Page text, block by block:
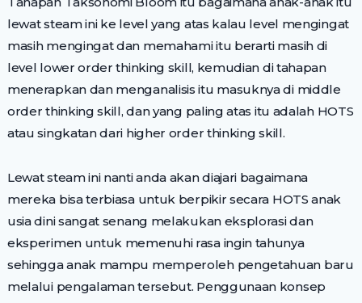
lewat steam ini ke level yang atas kalau level mengingat
masih mengingat dan memahami itu berarti masih di
level lower order thinking skill, kemudian di tahapan
menerapkan dan menganalisis itu masuknya di middle
order thinking skill, dan yang paling atas itu adalah HOTS
atau singkatan dari higher order thinking skill.
Lewat steam ini nanti anda akan diajari bagaimana
mereka bisa terbiasa untuk berpikir secara HOTS anak
usia dini sangat senang melakukan eksplorasi dan
eksperimen untuk memenuhi rasa ingin tahunya
sehingga anak mampu memperoleh pengetahuan baru
melalui pengalaman tersebut. Penggunaan konsep